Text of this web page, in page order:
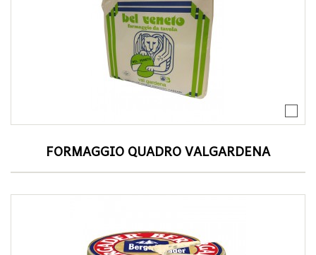
FORMAGGIO QUADRO VALGARDENA